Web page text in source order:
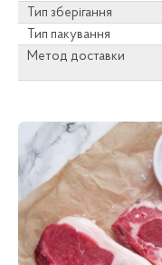
Тип зберігання
Тип пакування
Метод доставки